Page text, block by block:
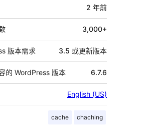
2 年前
3,000+
版本需求 3.5 或更新版本
的 WordPress 版本 6.7.6
English (US)
cache chaching